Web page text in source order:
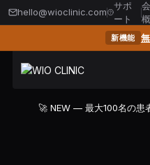
hello@wioclinic.com
サポ
ート
新機能
🚀 NEW — 最大100名の患